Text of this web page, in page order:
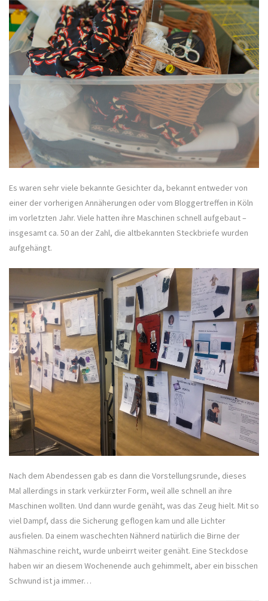
Es waren sehr viele bekannte Gesichter da, bekannt entweder von
einer der vorherigen Annäherungen oder vom Bloggertreffen in Köln
im vorletzten Jahr. Viele hatten ihre Maschinen schnell aufgebaut –
insgesamt ca. 50 an der Zahl, die altbekannten Steckbriefe wurden
aufgehängt.
Nach dem Abendessen gab es dann die Vorstellungsrunde, dieses
Mal allerdings in stark verkürzter Form, weil alle schnell an ihre
Maschinen wollten. Und dann wurde genäht, was das Zeug hielt. Mit so
viel Dampf, dass die Sicherung geflogen kam und alle Lichter
ausfielen. Da einem waschechten Nähnerd natürlich die Birne der
Nähmaschine reicht, wurde unbeirrt weiter genäht. Eine Steckdose
haben wir an diesem Wochenende auch gehimmelt, aber ein bisschen
Schwund ist ja immer…